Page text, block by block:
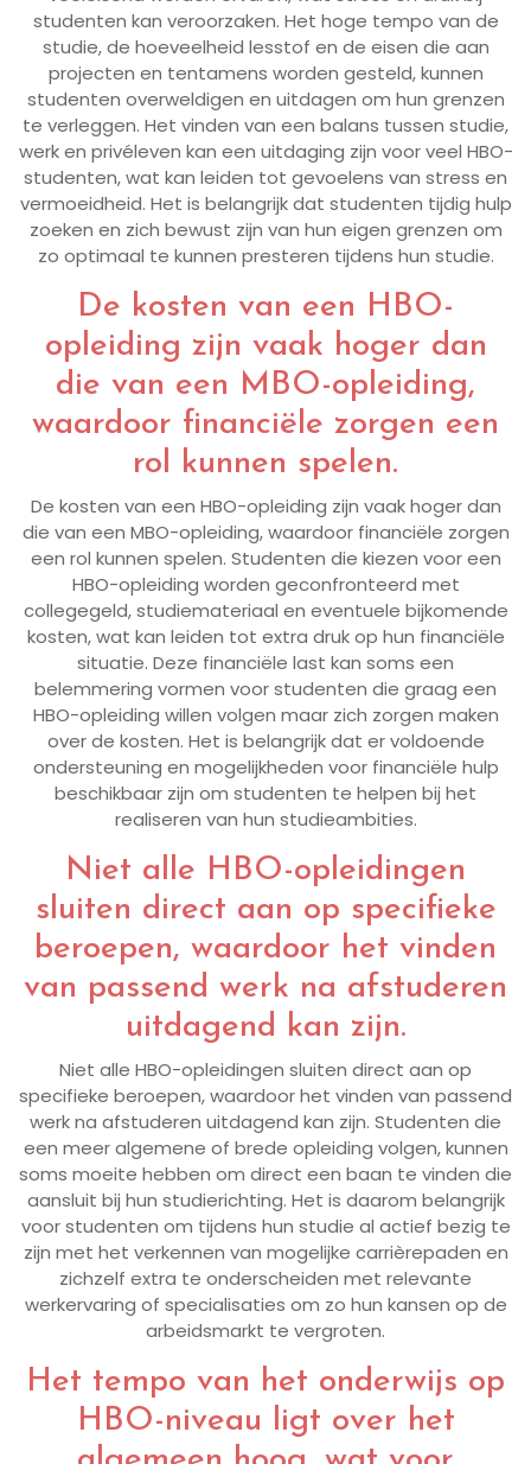
studenten kan veroorzaken. Het hoge tempo van de
studie, de hoeveelheid lesstof en de eisen die aan
projecten en tentamens worden gesteld, kunnen
studenten overweldigen en uitdagen om hun grenzen
te verleggen. Het vinden van een balans tussen studie,
werk en privéleven kan een uitdaging zijn voor veel HBO-
studenten, wat kan leiden tot gevoelens van stress en
vermoeidheid. Het is belangrijk dat studenten tijdig hulp
zoeken en zich bewust zijn van hun eigen grenzen om
zo optimaal te kunnen presteren tijdens hun studie.
De kosten van een HBO-
opleiding zijn vaak hoger dan
die van een MBO-opleiding,
waardoor financiële zorgen een
rol kunnen spelen.
De kosten van een HBO-opleiding zijn vaak hoger dan
die van een MBO-opleiding, waardoor financiële zorgen
een rol kunnen spelen. Studenten die kiezen voor een
HBO-opleiding worden geconfronteerd met
collegegeld, studiemateriaal en eventuele bijkomende
kosten, wat kan leiden tot extra druk op hun financiële
situatie. Deze financiële last kan soms een
belemmering vormen voor studenten die graag een
HBO-opleiding willen volgen maar zich zorgen maken
over de kosten. Het is belangrijk dat er voldoende
ondersteuning en mogelijkheden voor financiële hulp
beschikbaar zijn om studenten te helpen bij het
realiseren van hun studieambities.
Niet alle HBO-opleidingen
sluiten direct aan op specifieke
beroepen, waardoor het vinden
van passend werk na afstuderen
uitdagend kan zijn.
Niet alle HBO-opleidingen sluiten direct aan op
specifieke beroepen, waardoor het vinden van passend
werk na afstuderen uitdagend kan zijn. Studenten die
een meer algemene of brede opleiding volgen, kunnen
soms moeite hebben om direct een baan te vinden die
aansluit bij hun studierichting. Het is daarom belangrijk
voor studenten om tijdens hun studie al actief bezig te
zijn met het verkennen van mogelijke carrièrepaden en
zichzelf extra te onderscheiden met relevante
werkervaring of specialisaties om zo hun kansen op de
arbeidsmarkt te vergroten.
Het tempo van het onderwijs op
HBO-niveau ligt over het